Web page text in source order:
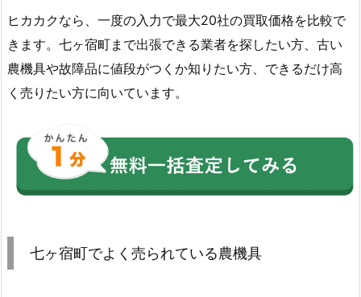
ヒカカクなら、一度の入力で最大20社の買取価格を比較で
きます。七ヶ宿町まで出張できる業者を探したい方、古い
農機具や故障品に値段がつくか知りたい方、できるだけ高
く売りたい方に向いています。
七ヶ宿町でよく売られている農機具